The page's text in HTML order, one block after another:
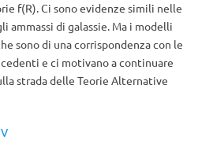
f(R). Ci sono evidenze simili nelle
ammassi di galassie. Ma i modelli
sono di una corrispondenza con le
e ci motivano a continuare
strada delle Teorie Alternative